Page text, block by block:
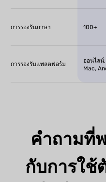
การรองรับภาษา 100+
การรองรับแพลตฟอร์ม
ออนไลน์
Mac,
คำถามที่
กับการใช้